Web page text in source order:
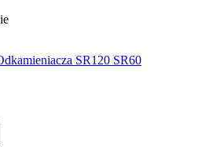
SR120 SR60